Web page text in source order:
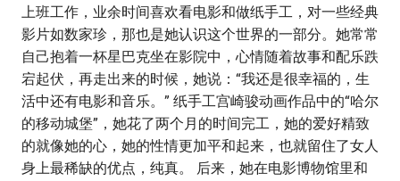
上班工作，业余时间喜欢看电影和做纸手工，对一些经典
影片如数家珍，那也是她认识这个世界的一部分。她常常
自己抱着一杯星巴克坐在影院中，心情随着故事和配乐跌
宕起伏，再走出来的时候，她说：“我还是很幸福的，生
活中还有电影和音乐。” 纸手工宫崎骏动画作品中的“哈尔
的移动城堡”，她花了两个月的时间完工，她的爱好精致
的就像她的心，她的性情更加平和起来，也就留住了女人
身上最稀缺的优点，纯真。 后来，她在电影博物馆里和